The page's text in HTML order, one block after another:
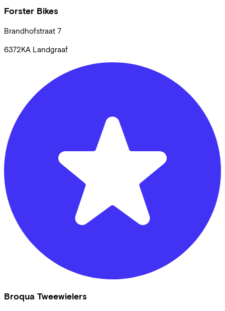
Forster Bikes
Brandhofstraat 7
6372KA Landgraaf
Broqua Tweewielers